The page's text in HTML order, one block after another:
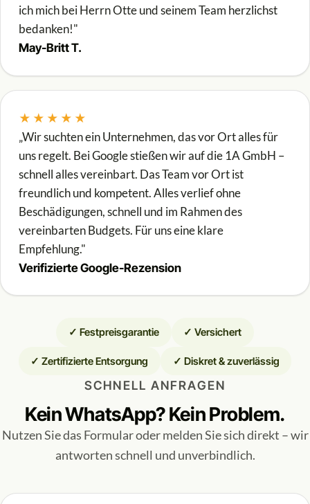
ich mich bei Herrn Otte und seinem Team herzlichst
bedanken!"
May-Britt T.
★★★★★
„Wir suchten ein Unternehmen, das vor Ort alles für
uns regelt. Bei Google stießen wir auf die 1A GmbH –
schnell alles vereinbart. Das Team vor Ort ist
freundlich und kompetent. Alles verlief ohne
Beschädigungen, schnell und im Rahmen des
vereinbarten Budgets. Für uns eine klare
Empfehlung."
Verifizierte Google-Rezension
✓ Festpreisgarantie ✓ Versichert
✓ Zertifizierte Entsorgung ✓ Diskret & zuverlässig
SCHNELL ANFRAGEN
Kein WhatsApp? Kein Problem.
Nutzen Sie das Formular oder melden Sie sich direkt – wir
antworten schnell und unverbindlich.